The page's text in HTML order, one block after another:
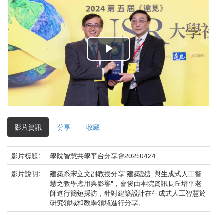
播
放
影
影片資訊 分享 收藏
影片標題:
學院智慧共學平台分享會20250424
影片說明:
建築系宋立文副教授分享"建築設計與生成式人工智
慧之教學應用與影響"，會後由本院資訊長丘增平老
師進行簡短採訪，針對建築設計在生成式人工智慧於
研究領域和教學領域進行分享。